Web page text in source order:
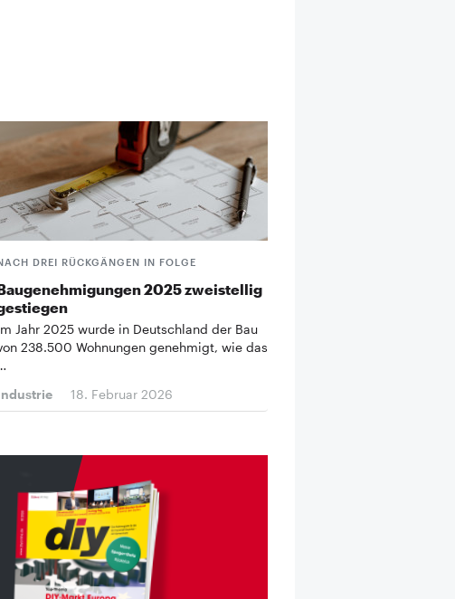
DREI RÜCKGÄNGEN IN FOLGE
2025 zweistellig
Jahr 2025 wurde in Deutschland der Bau
238.500 Wohnungen genehmigt, wie das
18. Februar 2026